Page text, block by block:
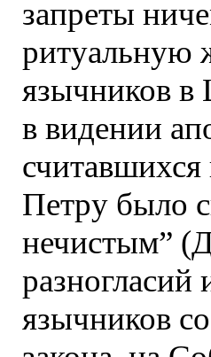
запреты
ритуальную
язычников в
в видении
Петру было
нечистым”
язычников